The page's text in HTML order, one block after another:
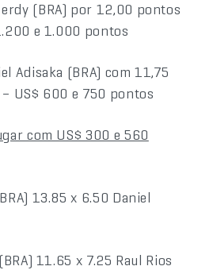
(BRA) por 12,00 pontos
e 1.000 pontos
Adisaka (BRA) com 11,75
US$ 600 e 750 pontos
com US$ 300 e 560
13.85 x 6.50 Daniel
11.65 x 7.25 Raul Rios